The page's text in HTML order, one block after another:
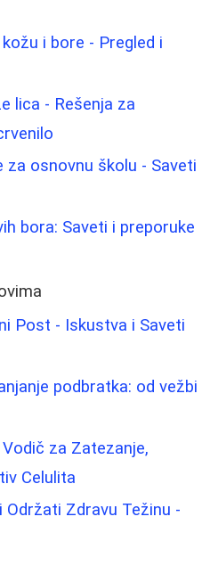
i bore - Pregled i
lica - Rešenja za
za osnovnu školu - Saveti
bora: Saveti i preporuke
Post - Iskustva i Saveti
podbratka: od vežbi
za Zatezanje,
Celulita
Zdravu Težinu -